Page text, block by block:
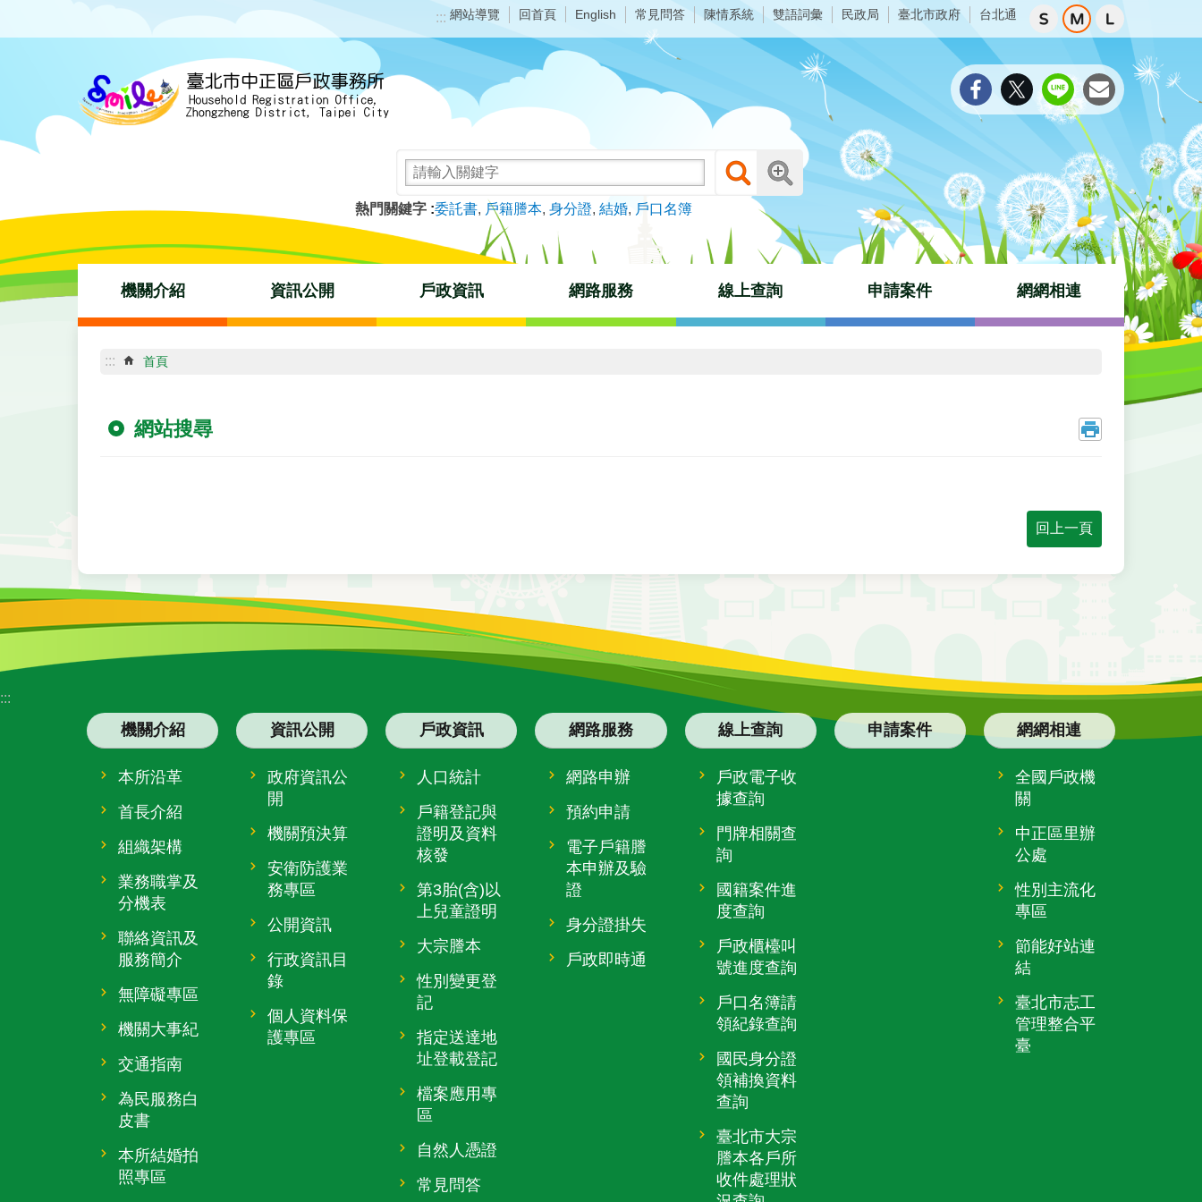
::: 網站導覽 回首頁 English 常見問答 陳情系統 雙語詞彙 民政局 臺北市政府 台北通
熱門關鍵字 委託書 戶籍謄本 身分證 結婚 戶口名簿
機關介紹 資訊公開 戶政資訊 網路服務 線上查詢 申請案件 網網相連
::: 首頁
網站搜尋
回上一頁
:::
機關介紹
本所沿革
首長介紹
組織架構
業務職掌及
分機表
聯絡資訊及
服務簡介
無障礙專區
機關大事紀
交通指南
為民服務白
皮書
本所結婚拍
照專區
資訊公開
政府資訊公
開
機關預決算
安衛防護業
務專區
公開資訊
行政資訊目
錄
個人資料保
護專區
戶政資訊
人口統計
戶籍登記與
證明及資料
核發
第3胎(含)以
上兒童證明
大宗謄本
性別變更登
記
指定送達地
址登載登記
檔案應用專
區
自然人憑證
常見問答
網路服務
網路申辦
預約申請
電子戶籍謄
本申辦及驗
證
身分證掛失
戶政即時通
線上查詢
戶政電子收
據查詢
門牌相關查
詢
國籍案件進
度查詢
戶政櫃檯叫
號進度查詢
戶口名簿請
領紀錄查詢
國民身分證
領補換資料
查詢
臺北市大宗
謄本各戶所
收件處理狀
申請案件 網網相連
全國戶政機
關
中正區里辦
公處
性別主流化
專區
節能好站連
結
臺北市志工
管理整合平
臺